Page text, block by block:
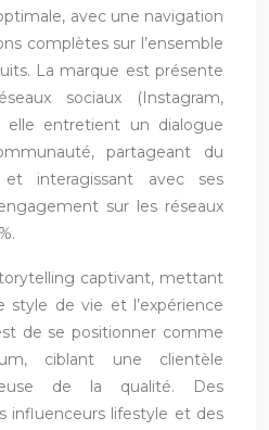
avec une navigation
complètes sur l’ensemble
La marque est présente
sociaux (Instagram,
elle entretient un dialogue
partageant du
interagissant avec ses
sur les réseaux
captivant, mettant
style de vie et l’expérience
de se positionner comme
ciblant une clientèle
de la qualité. Des
influenceurs lifestyle et des